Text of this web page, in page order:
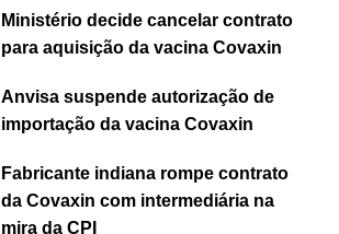
Ministério decide cancelar contrato
para aquisição da vacina Covaxin
Anvisa suspende autorização de
importação da vacina Covaxin
Fabricante indiana rompe contrato
da Covaxin com intermediária na
mira da CPI